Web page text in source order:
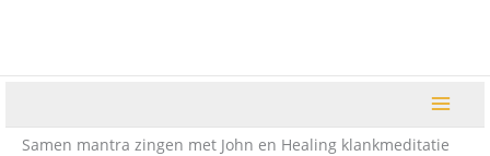
Samen mantra zingen met John en Healing klankmeditatie